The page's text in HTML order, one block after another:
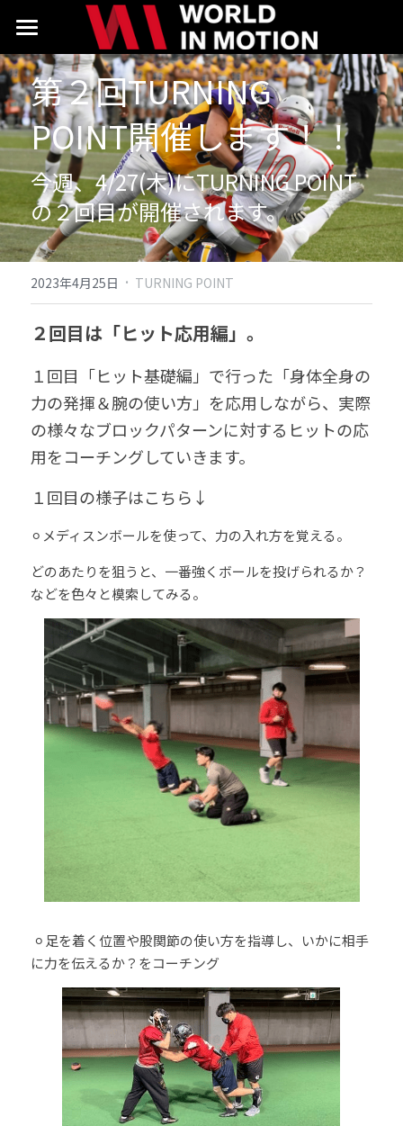
Home
About
Program
Seminar
Location
Contact
第２回TURNING
POINT開催します！！
今週、4/27(木)にTURNING POINT
の２回目が開催されます。
2023年4月25日 · TURNING POINT
２回目は「ヒット応用編」。
１回目「ヒット基礎編」で行った「身体全身の
力の発揮＆腕の使い方」を応用しながら、実際
の様々なブロックパターンに対するヒットの応
用をコーチングしていきます。
１回目の様子はこちら↓
⚪︎メディスンボールを使って、力の入れ方を覚える。
どのあたりを狙うと、一番強くボールを投げられるか？
などを色々と模索してみる。
に力を伝えるか？をコーチング